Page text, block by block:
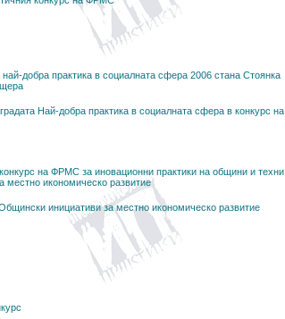
добра практика в социалната сфера 2006 стана Стоянка
Най-добра практика в социалната сфера в конкурс на
на ФРМС за иновационни практики на общини и техни
местно икономическо развитие
инициативи за местно икономическо развитие